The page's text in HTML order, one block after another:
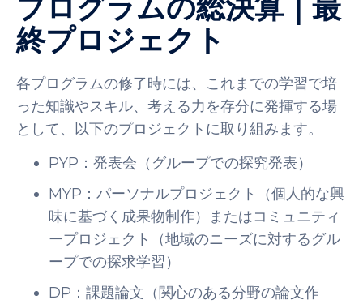
プログラムの総決算｜最
終プロジェクト
各プログラムの修了時には、これまでの学習で培
った知識やスキル、考える力を存分に発揮する場
として、以下のプロジェクトに取り組みます。
PYP：発表会（グループでの探究発表）
MYP：パーソナルプロジェクト（個人的な興
味に基づく成果物制作）またはコミュニティ
ープロジェクト（地域のニーズに対するグル
ープでの探求学習）
DP：課題論文（関心のある分野の論文作